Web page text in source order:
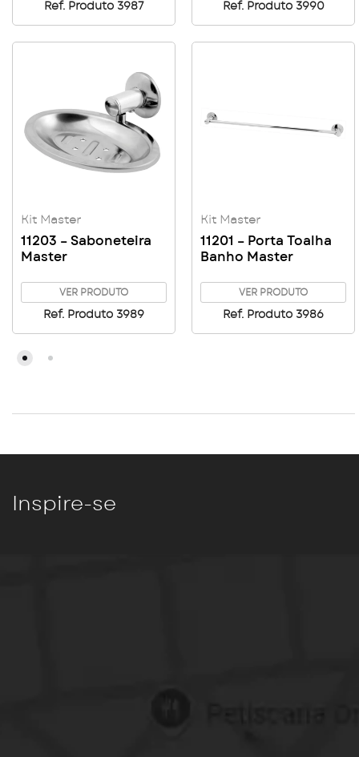
Ref. Produto 3987 Ref. Produto 3990
Kit Master
11203 – Saboneteira
Master
VER PRODUTO
Ref. Produto 3989
Kit Master
11201 – Porta Toalha
Banho Master
VER PRODUTO
Ref. Produto 3986
Inspire-se